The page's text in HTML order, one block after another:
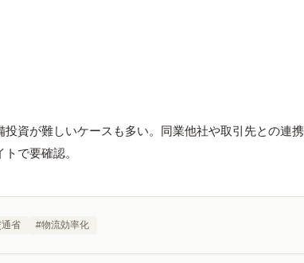
資が難しいケースも多い。同業他社や取引先との連
で要確認。
通省 #物流効率化